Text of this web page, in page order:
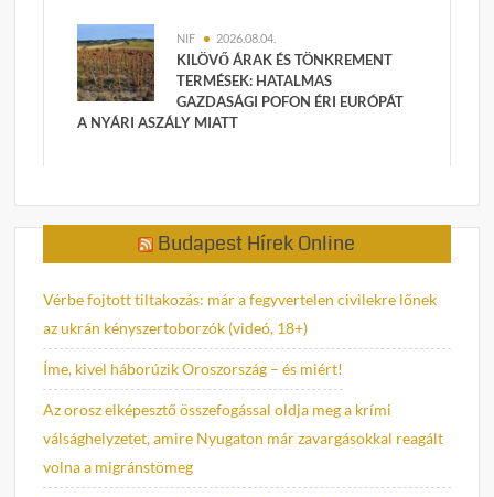
NIF 2026.08.04.
KILÖVŐ ÁRAK ÉS TÖNKREMENT
TERMÉSEK: HATALMAS
GAZDASÁGI POFON ÉRI EURÓPÁT
A NYÁRI ASZÁLY MIATT
Budapest Hírek Online
Vérbe fojtott tiltakozás: már a fegyvertelen civilekre lőnek
az ukrán kényszertoborzók (videó, 18+)
Íme, kivel háborúzik Oroszország – és miért!
Az orosz elképesztő összefogással oldja meg a krími
válsághelyzetet, amire Nyugaton már zavargásokkal reagált
volna a migránstömeg